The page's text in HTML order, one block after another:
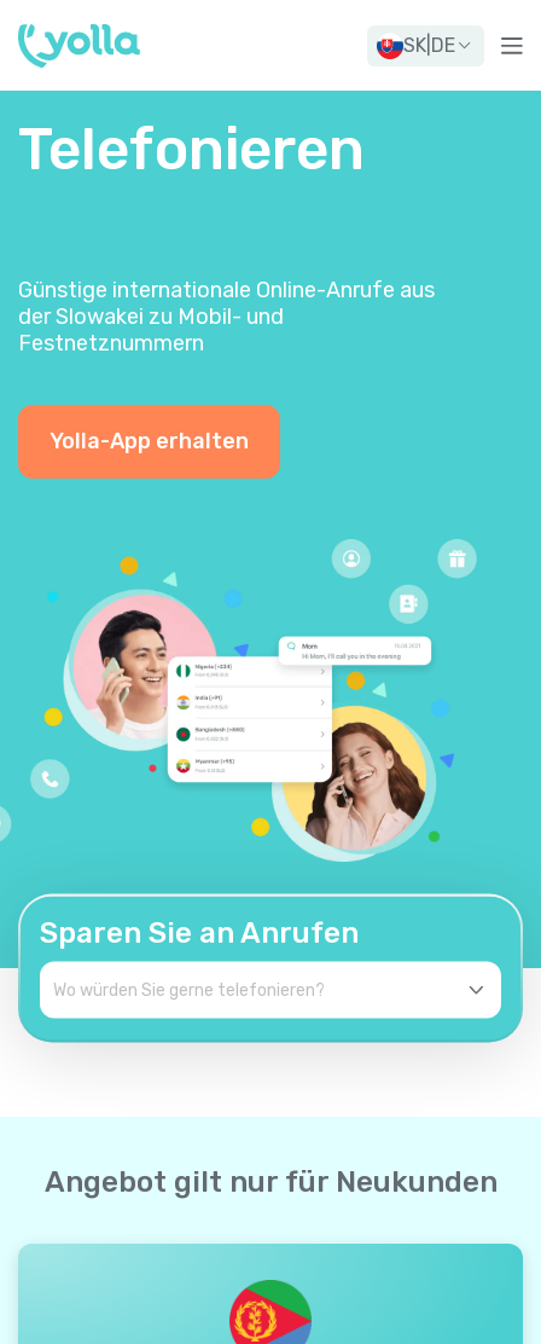
SK DE
Telefonieren
Günstige internationale Online-Anrufe aus
der Slowakei zu Mobil- und
Festnetznummern
Yolla-App erhalten
Sparen Sie an Anrufen
Angebot gilt nur für Neukunden